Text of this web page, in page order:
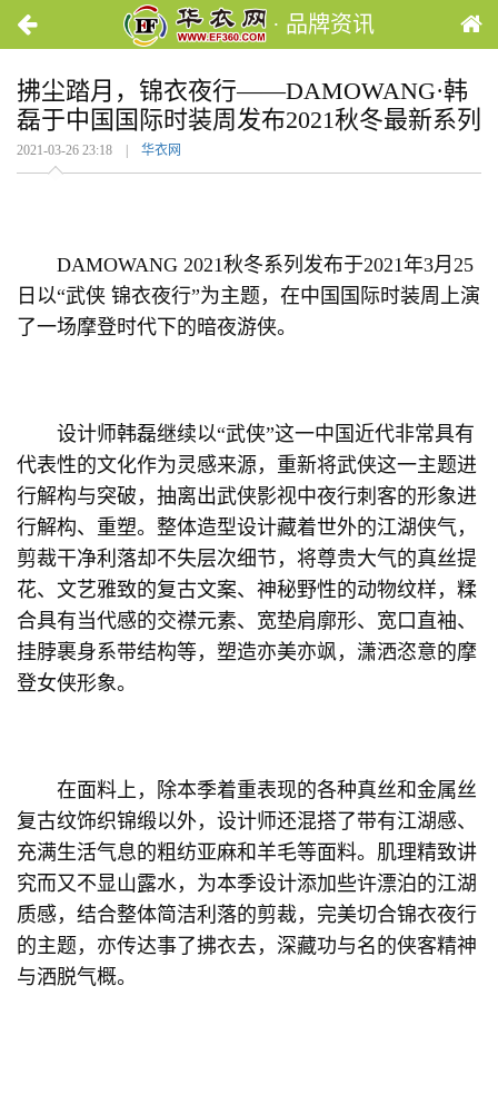
· 品牌资讯
拂尘踏月，锦衣夜行——DAMOWANG·韩
磊于中国国际时装周发布2021秋冬最新系列
2021-03-26 23:18 | 华衣网
DAMOWANG 2021秋冬系列发布于2021年3月25
日以“武侠 锦衣夜行”为主题，在中国国际时装周上演
了一场摩登时代下的暗夜游侠。
设计师韩磊继续以“武侠”这一中国近代非常具有
代表性的文化作为灵感来源，重新将武侠这一主题进
行解构与突破，抽离出武侠影视中夜行刺客的形象进
行解构、重塑。整体造型设计藏着世外的江湖侠气，
剪裁干净利落却不失层次细节，将尊贵大气的真丝提
花、文艺雅致的复古文案、神秘野性的动物纹样，糅
合具有当代感的交襟元素、宽垫肩廓形、宽口直袖、
挂脖裹身系带结构等，塑造亦美亦飒，潇洒恣意的摩
登女侠形象。
在面料上，除本季着重表现的各种真丝和金属丝
复古纹饰织锦缎以外，设计师还混搭了带有江湖感、
充满生活气息的粗纺亚麻和羊毛等面料。肌理精致讲
究而又不显山露水，为本季设计添加些许漂泊的江湖
质感，结合整体简洁利落的剪裁，完美切合锦衣夜行
的主题，亦传达事了拂衣去，深藏功与名的侠客精神
与洒脱气概。